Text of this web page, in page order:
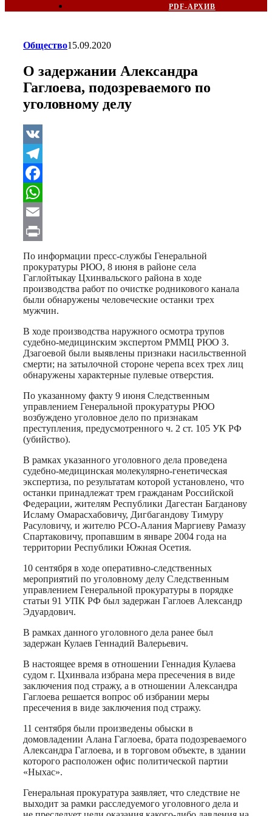
PDF-АРХИВ
Общество15.09.2020
О задержании Александра
Гаглоева, подозреваемого по
уголовному делу
VK
Telegram
Facebook
WhatsApp
Email
Print
По информации пресс-службы Генеральной
прокуратуры РЮО, 8 июня в районе села
Гаглойтыкау Цхинвальского района в ходе
производства работ по очистке родникового канала
были обнаружены человеческие останки трех
мужчин.
В ходе производства наружного осмотра трупов
судебно-медицинским экспертом РММЦ РЮО З.
Дзагоевой были выявлены признаки насильственной
смерти; на затылочной стороне черепа всех трех лиц
обнаружены характерные пулевые отверстия.
По указанному факту 9 июня Следственным
управлением Генеральной прокуратуры РЮО
возбуждено уголовное дело по признакам
преступления, предусмотренного ч. 2 ст. 105 УК РФ
(убийство).
В рамках указанного уголовного дела проведена
судебно-медицинская молекулярно-генетическая
экспертиза, по результатам которой установлено, что
останки принадлежат трем гражданам Российской
Федерации, жителям Республики Дагестан Багданову
Исламу Омарасхабовичу, Дигбагандову Тимуру
Расуловичу, и жителю РСО-Алания Маргиеву Рамазу
Спартаковичу, пропавшим в январе 2004 года на
территории Республики Южная Осетия.
10 сентября в ходе оперативно-следственных
мероприятий по уголовному делу Следственным
управлением Генеральной прокуратуры в порядке
статьи 91 УПК РФ был задержан Гаглоев Александр
Эдуардович.
В рамках данного уголовного дела ранее был
задержан Кулаев Геннадий Валерьевич.
В настоящее время в отношении Геннадия Кулаева
судом г. Цхинвала избрана мера пресечения в виде
заключения под стражу, а в отношении Александра
Гаглоева решается вопрос об избрании меры
пресечения в виде заключения под стражу.
11 сентября были произведены обыски в
домовладении Алана Гаглоева, брата подозреваемого
Александра Гаглоева, и в торговом объекте, в здании
которого расположен офис политической партии
«Ныхас».
Генеральная прокуратура заявляет, что следствие не
выходит за рамки расследуемого уголовного дела и